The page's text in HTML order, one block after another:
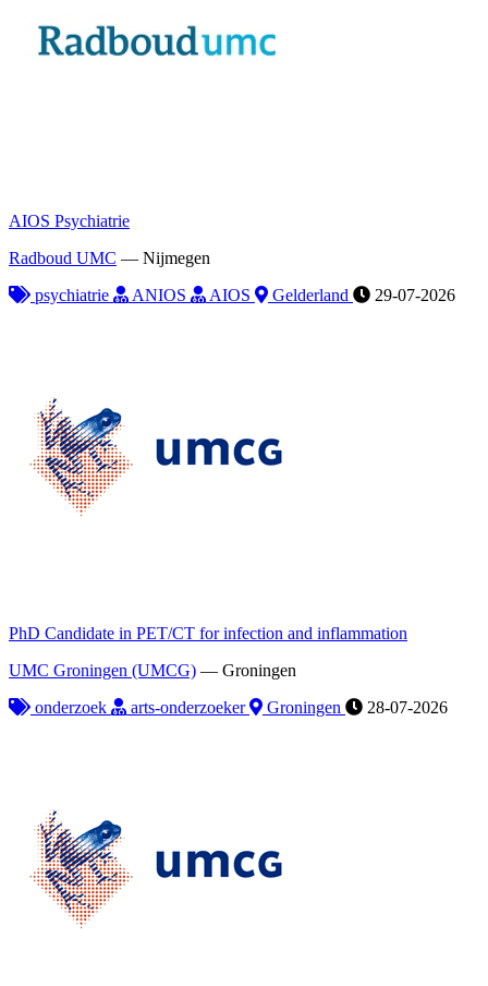
AIOS Psychiatrie
Radboud UMC — Nijmegen
psychiatrie
ANIOS AIOS Gelderland 29-07-2026
PhD Candidate in PET/CT for infection and inflammation
UMC Groningen (UMCG) — Groningen
onderzoek
arts-onderzoeker Groningen 28-07-2026